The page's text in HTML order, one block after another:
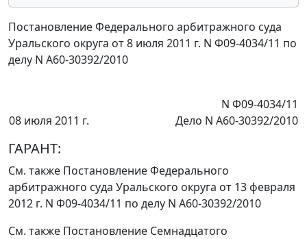
Постановление Федерального арбитражного суда
Уральского округа от 8 июля 2011 г. N Ф09-4034/11 по
делу N А60-30392/2010
08 июля 2011 г.
N Ф09-4034/11
Дело N А60-30392/2010
ГАРАНТ:
См. также ПостановлениеФедерального
арбитражного суда Уральского округа от 13 февраля
2012 г. N Ф09-4034/11 по делу N А60-30392/2010
См. также Постановление Семнадцатого